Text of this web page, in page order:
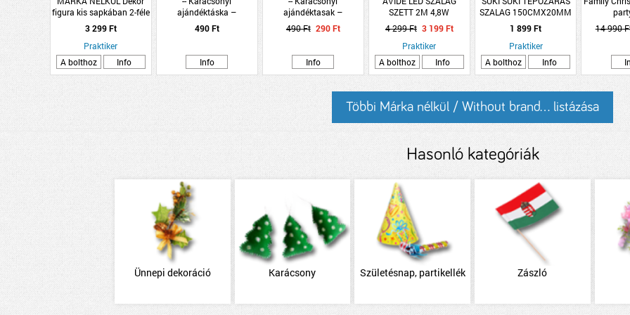
figura kis sapkában 2-féle
3 299 Ft
Praktiker
A bolthoz
Info
ajándéktáska –
karácsonyfás
490 Ft
Info
ajándéktasak –
mézeskalács
490 Ft 290 Ft
Info
SZETT 2M 4,8W
300LM/M IP20
4 299 Ft 3 199 Ft
Praktiker
A bolthoz
Info
SZALAG 150CMX20MM
ÖNTAPADÓS FEKETE
1 899 Ft
Praktiker
A bolthoz
Info
14 990
Többi Márka nélkül / Without brand... listázása
Hasonló kategóriák
Ünnepi dekoráció Karácsony Születésnap, partikellék Zászló